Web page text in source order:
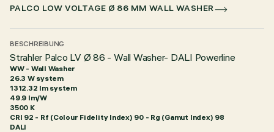
PALCO LOW VOLTAGE Ø 86 MM WALL WASHER
BESCHREIBUNG
Strahler Palco LV Ø 86 - Wall Washer- DALI Powerline
WW - Wall Washer
26.3 W system
1312.32 lm system
49.9 lm/W
3500 K
CRI 92 - Rf (Colour Fidelity Index) 90 - Rg (Gamut Index) 98
DALI